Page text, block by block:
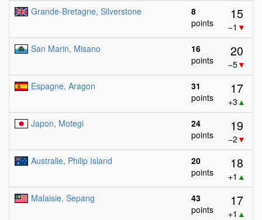
Grande-Bretagne, Silverstone
8
points
15
−1 ▼
San Marin, Misano
16
points
20
−5▼
Espagne, Aragon
31
points
17
+3 ▲
Japon, Motegi
24
points
19
−2 ▼
Australie, Philip Island
20
points
18
+1 ▲
Malaisie, Sepang
43
points
17
+1 ▲